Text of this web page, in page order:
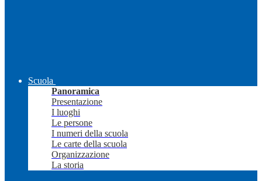
Scuola
Panoramica
Presentazione
I luoghi
Le persone
I numeri della scuola
Le carte della scuola
Organizzazione
La storia